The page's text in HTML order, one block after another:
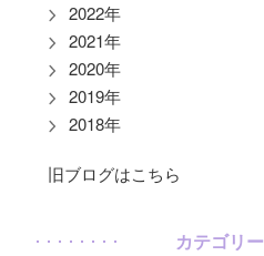
2022年
2021年
2020年
2019年
2018年
旧ブログはこちら
カテゴリー